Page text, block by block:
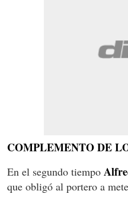
COMPLEMENTO DE
En el segundo tiempo
que obligó al portero a